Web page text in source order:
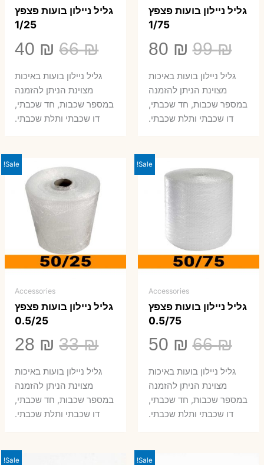
גליל ניילון בועות פצפץ
1/75
99₪
המחיר
המקורי
היה:
99 ₪.
80 ₪
הנוכחיגליל ניילון בועות באיכות
מצוינת הניתן להזמנה
במספר שכבות, חד שכבתי,
דו שכבתי ותלת שכבתי.
גליל ניילון בועות פצפץ
1/25
66₪
המחיר
המקורי
היה:
66 ₪.
40 ₪
₪.
גליל ניילון בועות באיכות
מצוינת הניתן להזמנה
במספר שכבות, חד שכבתי,
דו שכבתי ותלת שכבתי.
Sale!
Accessories
גליל ניילון בועות פצפץ
0.5/75
66₪
המחיר
המקורי
היה:
66 ₪.
50 ₪
הנוכחיגליל ניילון בועות באיכות
מצוינת הניתן להזמנה
במספר שכבות, חד שכבתי,
דו שכבתי ותלת שכבתי.
Sale!
Accessories
גליל ניילון בועות פצפץ
0.5/25
33₪
המחיר
המקורי
היה:
33 ₪.
28 ₪
₪.
גליל ניילון בועות באיכות
מצוינת הניתן להזמנה
במספר שכבות, חד שכבתי,
דו שכבתי ותלת שכבתי.
Sale!
Sale!